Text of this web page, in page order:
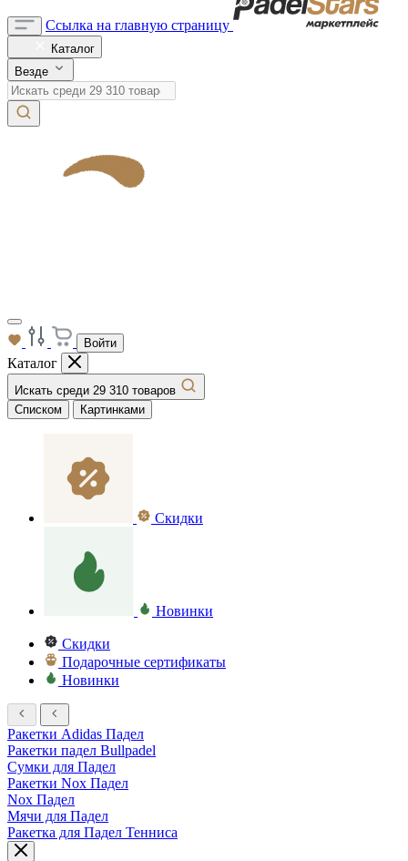
Ссылка на главную страницу
Каталог
Везде
Войти
Каталог
Искать среди 29 310 товаров
Списком
Картинками
Скидки
Новинки
Скидки
Подарочные сертификаты
Новинки
Ракетки Adidas Падел
Ракетки падел Bullpadel
Сумки для Падел
Ракетки Nox Падел
Nox Падел
Мячи для Падел
Ракетка для Падел Тенниса